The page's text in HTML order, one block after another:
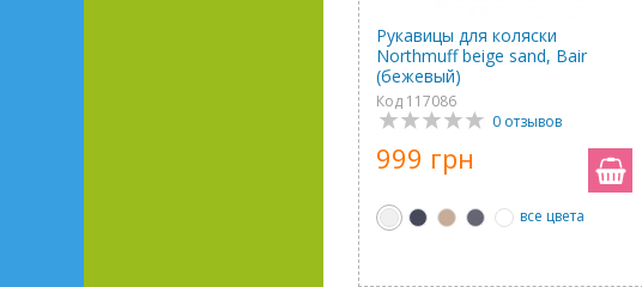
Рукавицы для коляски
Northmuff beige sand, Bair
(бежевый)
Код 117086
0 отзывов
999 грн
все цвета